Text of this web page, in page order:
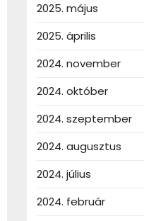
2025. május
2025. április
2024. november
2024. október
2024. szeptember
2024. augusztus
2024. július
2024. február